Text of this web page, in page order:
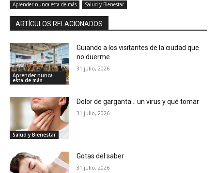
Aprender nunca esta de más Salud y Bienestar
ARTÍCULOS RELACIONADOS
Aprender nunca
esta de más
Guiando a los visitantes de la ciudad que
no duerme
31 julio, 2026
Salud y Bienestar
Dolor de garganta… un virus y qué tomar
31 julio, 2026
Gotas del saber
31 julio, 2026